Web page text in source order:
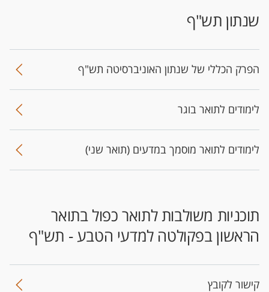
שנתון תש"ף
הפר​ק הכללי של שנתון האוניברסיטה​ תש"ף
לימודים לתואר בוגר
לימודים לתואר מוסמך במדעים (תואר שני)​
​תוכניות משולבות לתואר כפול בתואר
הראשון בפקולטה למדעי הטבע - תש"ף
קישור לקובץ